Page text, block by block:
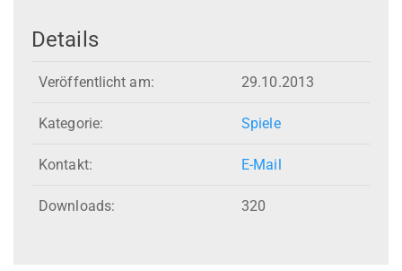
Details
Veröffentlicht am: 29.10.2013
Kategorie: Spiele
Kontakt: E-Mail
Downloads: 320